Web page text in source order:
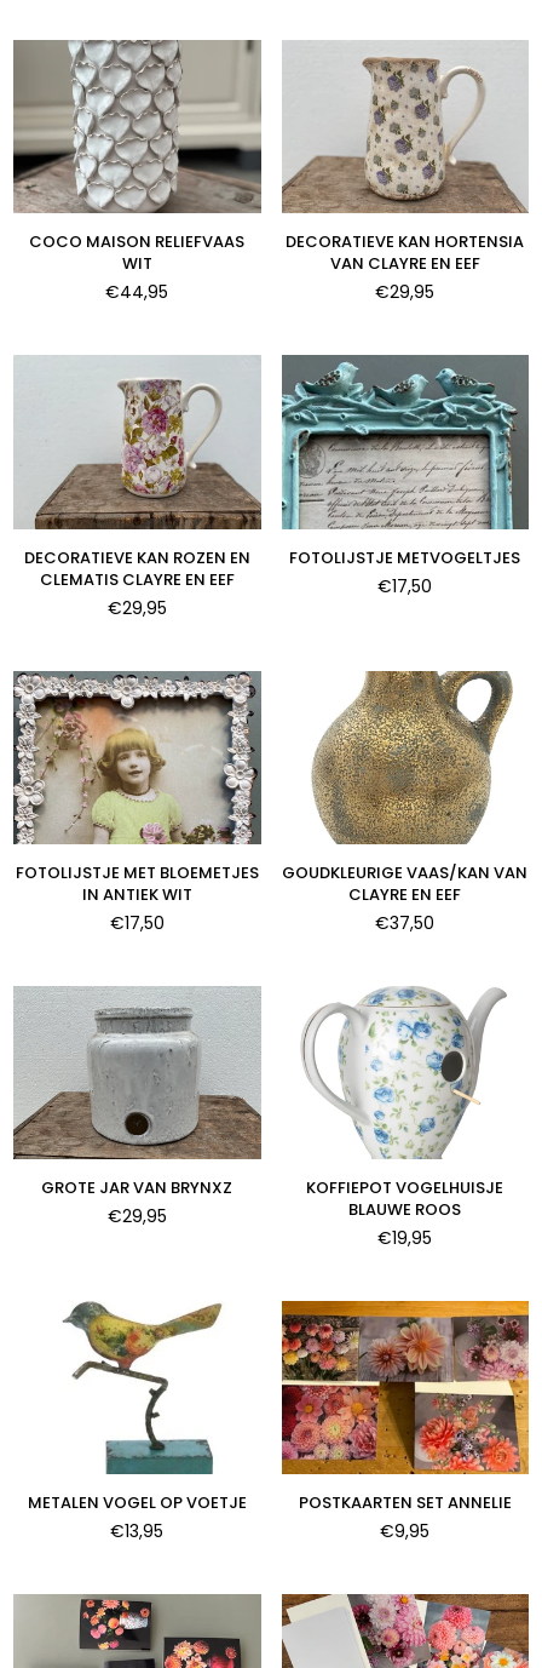
COCO MAISON RELIEFVAAS
WIT
Normale
€44,95
DECORATIEVE KAN HORTENSIA
VAN CLAYRE EN EEF
Normale
€29,95
DECORATIEVE KAN ROZEN EN
CLEMATIS CLAYRE EN EEF
Normale
€29,95
FOTOLIJSTJE METVOGELTJES
Normale
€17,50
FOTOLIJSTJE MET BLOEMETJES
IN ANTIEK WIT
Normale
€17,50
GOUDKLEURIGE VAAS/KAN VAN
CLAYRE EN EEF
Normale
€37,50
GROTE JAR VAN BRYNXZ
Normale
€29,95
KOFFIEPOT VOGELHUISJE
BLAUWE ROOS
Normale
€19,95
METALEN VOGEL OP VOETJE
Normale
€13,95
POSTKAARTEN SET ANNELIE
Normale
€9,95